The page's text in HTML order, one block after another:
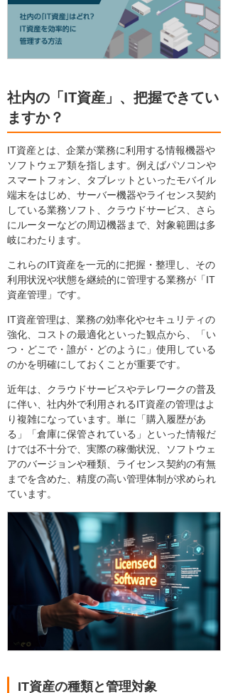
社内の「IT資産」、把握できてい
ますか？
IT資産とは、企業が業務に利用する情報機器や
ソフトウェア類を指します。例えばパソコンや
スマートフォン、タブレットといったモバイル
端末をはじめ、サーバー機器やライセンス契約
している業務ソフト、クラウドサービス、さら
にルーターなどの周辺機器まで、対象範囲は多
岐にわたります。
これらのIT資産を一元的に把握・整理し、その
利用状況や状態を継続的に管理する業務が「IT
資産管理」です。
IT資産管理は、業務の効率化やセキュリティの
強化、コストの最適化といった観点から、「い
つ・どこで・誰が・どのように」使用している
のかを明確にしておくことが重要です。
近年は、クラウドサービスやテレワークの普及
に伴い、社内外で利用されるIT資産の管理はよ
り複雑になっています。単に「購入履歴があ
る」「倉庫に保管されている」といった情報だ
けでは不十分で、実際の稼働状況、ソフトウェ
アのバージョンや種類、ライセンス契約の有無
までを含めた、精度の高い管理体制が求められ
ています。
IT資産の種類と管理対象